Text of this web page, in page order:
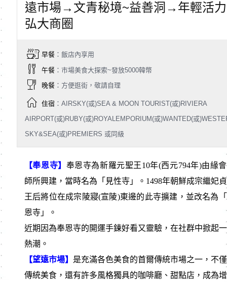
遠市場→文青秘境~益善洞→年輕活
弘大商圈
早餐：飯店內享用
午餐：市場美食大探索~發放5000韓幣
晚餐：方便逛街，敬請自理
住宿：AIRSKY(或)SEA & MOON TOURIST(或)RIVIERA
AIRPORT(或)RUBY(或)ROYALEMPORIUM(或)WANTED(或
SKY&SEA(或)PREMIERS 或同級
【奉恩寺】 奉恩寺為新羅元聖王10年(西元794年)由緣
師所興建，當時名為「見性寺」。1498年朝鮮成宗繼妃
王后將位在成宗陵寢(宣陵)東邊的此寺擴建，並改名為
恩寺」。
近期因為奉恩寺的開運手鍊好看又靈驗，在社群中掀起
熱潮。
【望遠市場】 是充滿各色美食的首爾傳統市場之一，不
傳統美食，還有許多風格獨具的咖啡廳、甜點店，成為